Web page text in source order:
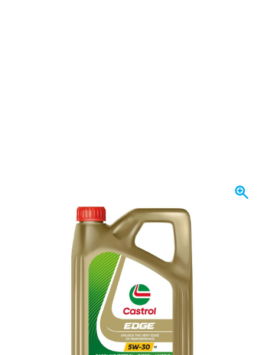
Heute versendet
Castrol Edge 5W30 Motoröl 5 Liter
inkl. MwSt
In den Warenkorb